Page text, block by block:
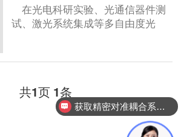
在光电科研实验、光通信器件测
试、激光系统集成等多自由度光
共1页 1条
获取精密对准耦合系统技术方案